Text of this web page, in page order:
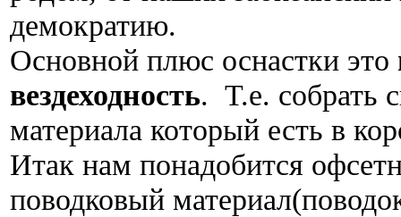
демократию.
Основной плюс оснастки это
вездеходность. Т.е. собрать
материала который есть в
Итак нам понадобится
поводковый